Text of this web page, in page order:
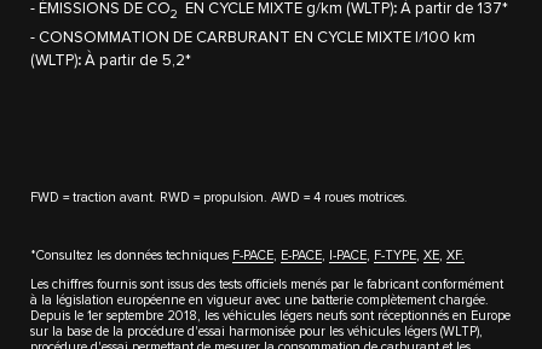
- ÉMISSIONS DE CO2 EN CYCLE MIXTE g/km (WLTP): À partir de 137*
- CONSOMMATION DE CARBURANT EN CYCLE MIXTE l/100 km
(WLTP): À partir de 5,2*
FWD = traction avant. RWD = propulsion. AWD = 4 roues motrices.
*Consultez les données techniques F-PACE E-PACE I-PACE F-TYPE XE XF.
Les chiffres fournis sont issus des tests officiels menés par le fabricant conformément
à la législation européenne en vigueur avec une batterie complètement chargée.
Depuis le 1er septembre 2018, les véhicules légers neufs sont réceptionnés en Europe
sur la base de la procédure d'essai harmonisée pour les véhicules légers (WLTP),